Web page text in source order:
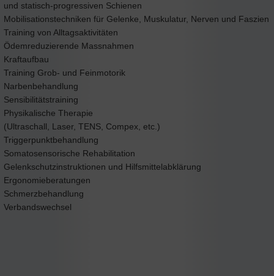
und statisch-progressiven Schienen
Mobilisationstechniken für Gelenke, Muskulatur, Nerven und Faszien
Training von Alltagsaktivitäten
Ödemreduzierende Massnahmen
Kraftaufbau
Training Grob- und Feinmotorik
Narbenbehandlung
Sensibilitätstraining
Physikalische Therapie
(Ultraschall, Laser, TENS, Compex, etc.)
Triggerpunktbehandlung
Somatosensorische Rehabilitation
Gelenkschutzinstruktionen und Hilfsmittelabklärung
Ergonomieberatungen
Schmerzbehandlung
Verbandswechsel